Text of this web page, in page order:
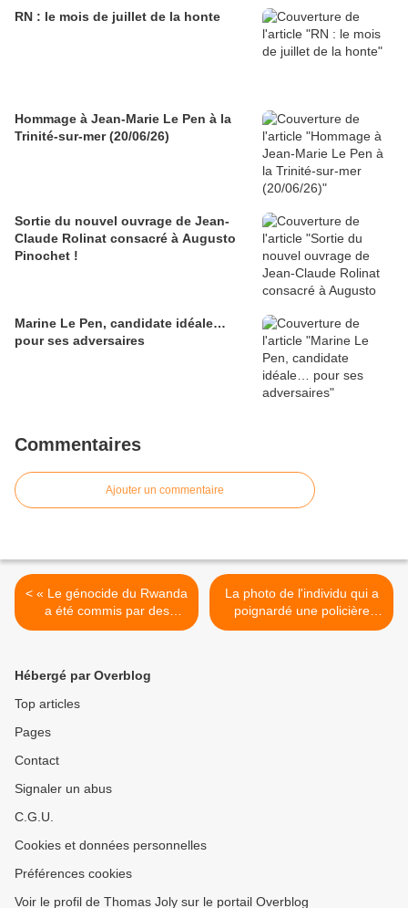
RN : le mois de juillet de la honte
Hommage à Jean-Marie Le Pen à la
Trinité-sur-mer (20/06/26)
Sortie du nouvel ouvrage de Jean-
Claude Rolinat consacré à Augusto
Pinochet !
Marine Le Pen, candidate idéale…
pour ses adversaires
Commentaires
Ajouter un commentaire
< « Le génocide du Rwanda
a été commis par des
Rwandais contre des
La photo de l'individu qui a
poignardé une policière
municipale à La-Chapelle-
Hébergé par Overblog
Top articles
Pages
Contact
Signaler un abus
C.G.U.
Cookies et données personnelles
Préférences cookies
Voir le profil de Thomas Joly sur le portail Overblog